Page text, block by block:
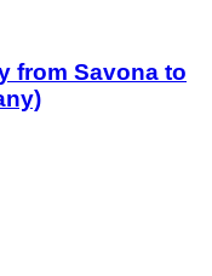
from Savona to